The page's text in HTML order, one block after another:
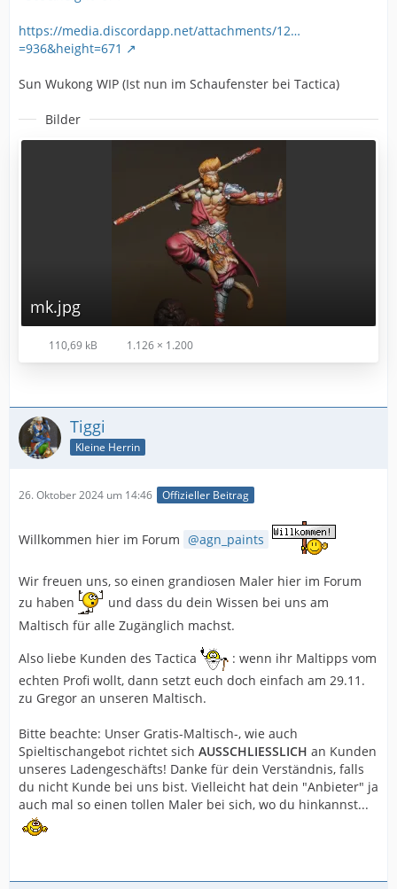
https://media.discordapp.net/attachments/12…
=936&height=671
Sun Wukong WIP (Ist nun im Schaufenster bei Tactica)
Bilder
mk.jpg
110,69 kB 1.126 × 1.200
Tiggi
Kleine Herrin
26. Oktober 2024 um 14:46 Offizieller Beitrag
Willkommen hier im Forum agn_paints
Wir freuen uns, so einen grandiosen Maler hier im Forum
zu haben
und dass du dein Wissen bei uns am
Maltisch für alle Zugänglich machst.
Also liebe Kunden des Tactica
: wenn ihr Maltipps vom
echten Profi wollt, dann setzt euch doch einfach am 29.11.
zu Gregor an unseren Maltisch.
Bitte beachte: Unser Gratis-Maltisch-, wie auch
Spieltischangebot richtet sich AUSSCHLIESSLICH an Kunden
unseres Ladengeschäfts! Danke für dein Verständnis, falls
du nicht Kunde bei uns bist. Vielleicht hat dein "Anbieter" ja
auch mal so einen tollen Maler bei sich, wo du hinkannst...